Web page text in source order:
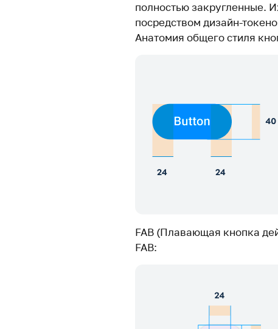
полностью закругленные.
посредством дизайн-
Анатомия общего стиля
FAB (Плавающая кнопка
FAB: